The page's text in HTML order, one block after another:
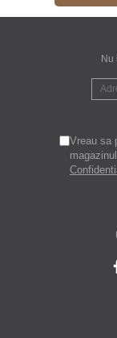
Nu
Vreau sa